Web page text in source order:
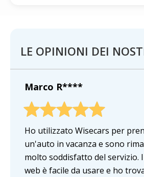
LE OPINIONI DEI
Marco R****
Ho utilizzato Wisecars per
un'auto in vacanza e sono
molto soddisfatto del servizio.
web è facile da usare e ho